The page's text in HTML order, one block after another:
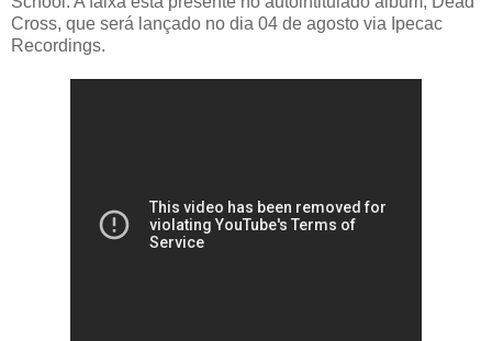
Cross, que será lançado no dia 04 de agosto via Ipecac
Recordings.